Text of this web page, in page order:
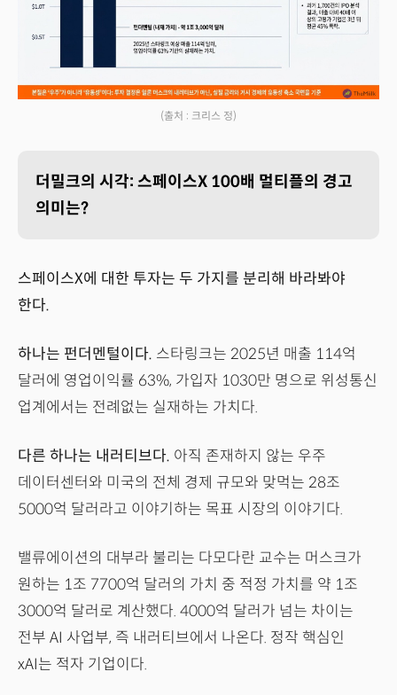
(출처 : 크리스 정)
더밀크의 시각: 스페이스X 100배 멀티플의 경고
의미는?
스페이스X에 대한 투자는 두 가지를 분리해 바라봐야
한다.
하나는 펀더멘털이다. 스타링크는 2025년 매출 114억
달러에 영업이익률 63%, 가입자 1030만 명으로 위성통신
업계에서는 전례없는 실재하는 가치다.
다른 하나는 내러티브다. 아직 존재하지 않는 우주
데이터센터와 미국의 전체 경제 규모와 맞먹는 28조
5000억 달러라고 이야기하는 목표 시장의 이야기다.
밸류에이션의 대부라 불리는 다모다란 교수는 머스크가
원하는 1조 7700억 달러의 가치 중 적정 가치를 약 1조
3000억 달러로 계산했다. 4000억 달러가 넘는 차이는
전부 AI 사업부, 즉 내러티브에서 나온다. 정작 핵심인
xAI는 적자 기업이다.